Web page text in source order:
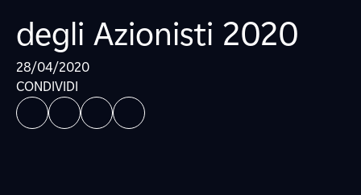
degli Azionisti 2020
28/04/2020
CONDIVIDI